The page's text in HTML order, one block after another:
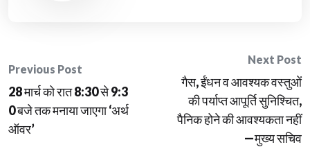
Post
navigation
Previous Post
28 मार्च को रात 8:30 से 9:3
0 बजे तक मनाया जाएगा ‘अर्थ
ऑवर’
Next Post
गैस, ईंधन व आवश्यक वस्तुओं
की पर्याप्त आपूर्ति सुनिश्चित,
पैनिक होने की आवश्यकता नहीं
—मुख्य सचिव